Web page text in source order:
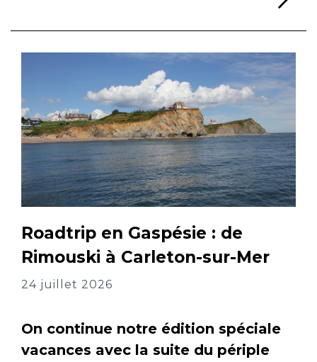
Roadtrip en Gaspésie : de
Rimouski à Carleton-sur-Mer
24 juillet 2026
On continue notre édition spéciale
vacances avec la suite du périple